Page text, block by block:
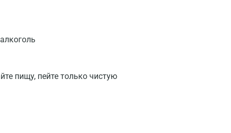
пищу, пейте только чистую